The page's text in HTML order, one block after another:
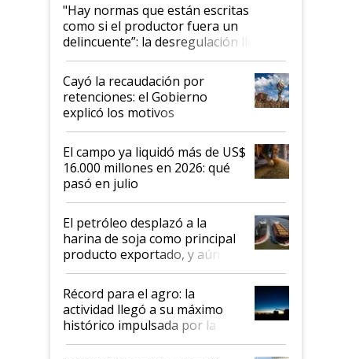
"Hay normas que están escritas
como si el productor fuera un
delincuente”: la desregulación llegó
al Congreso Aapresid y hasta se
habló del financiamiento al IPCVA
Cayó la recaudación por
retenciones: el Gobierno
explicó los motivos
El campo ya liquidó más de US$
16.000 millones en 2026: qué
pasó en julio
El petróleo desplazó a la
harina de soja como principal
producto exportado, y aún así
el agro aportó casi seis de cada
diez dólares y sostuvo el
liderazgo en un semestre
récord
Récord para el agro: la
actividad llegó a su máximo
histórico impulsada por la
cosecha y las exportaciones